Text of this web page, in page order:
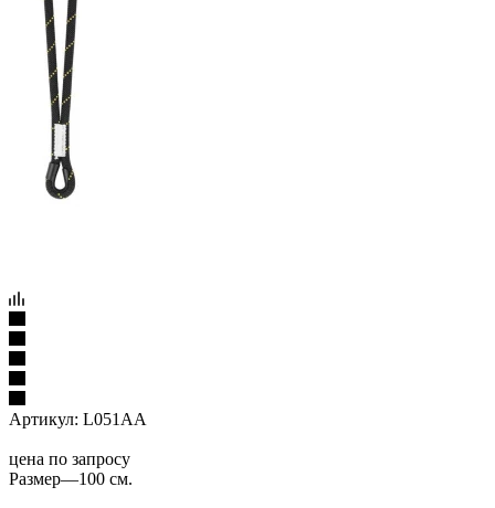
Артикул: L051AA
цена по запросу
Размер—100 см.